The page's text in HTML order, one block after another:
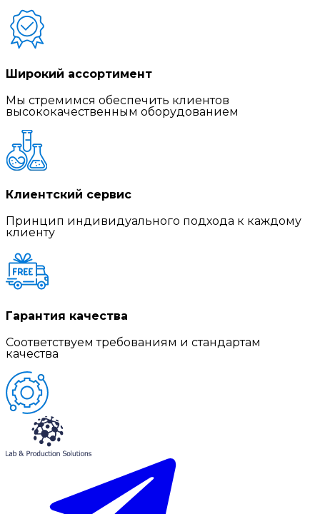
Широкий ассортимент
Мы стремимся обеспечить клиентов
высококачественным оборудованием
Клиентский сервис
Принцип индивидуального подхода к каждому
клиенту
Гарантия качества
Соответствуем требованиям и стандартам
качества